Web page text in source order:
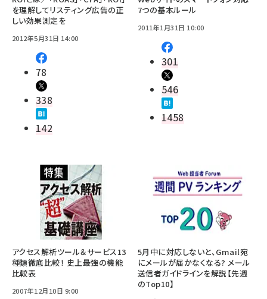
を理解してリスティング広告の正
しい効果測定を
2012年5月31日 14:00
78
338
142
7つの基本ルール
2011年1月31日 10:00
301
546
1458
アクセス解析ツール＆サービス13
種類徹底比較！ 史上最強の機能
比較表
2007年12月10日 9:00
5月中に対応しないと、Gmail宛
にメールが届かなくなる? メール
送信者ガイドラインを解説【先週
のTop10】